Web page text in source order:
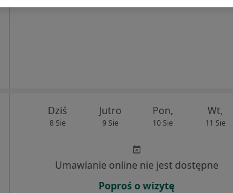
Dziś
8 Sie
Jutro
9 Sie
Pon,
10 Sie
Wt,
11 Sie
Umawianie online nie jest dostępne
Poproś o wizytę